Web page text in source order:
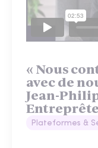
« Nous
avec de
Jean-
Plateformes &